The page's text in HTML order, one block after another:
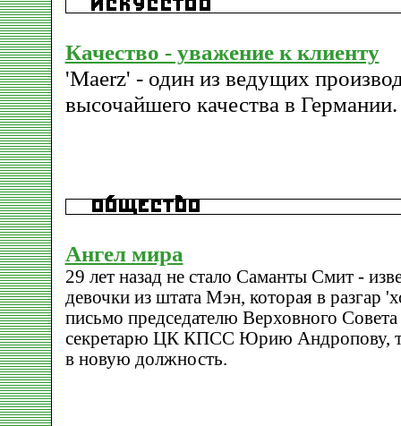
Качество - уважение к клиенту
'Maerz' - один из ведущих
высочайшего качества в Германии.
Ангел мира
29 лет назад не стало Саманты Смит -
девочки из штата Мэн, которая в разгар
письмо председателю Верховного
секретарю ЦК КПСС Юрию Андропову,
в новую должность.